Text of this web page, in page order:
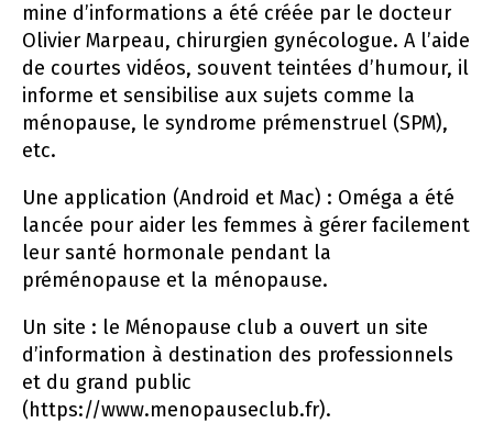
mine d’informations a été créée par le docteur
Olivier Marpeau, chirurgien gynécologue. A l’aide
de courtes vidéos, souvent teintées d’humour, il
informe et sensibilise aux sujets comme la
ménopause, le syndrome prémenstruel (SPM),
etc.
Une application (Android et Mac) : Oméga a été
lancée pour aider les femmes à gérer facilement
leur santé hormonale pendant la
préménopause et la ménopause.
Un site : le Ménopause club a ouvert un site
d’information à destination des professionnels
et du grand public
(https://www.menopauseclub.fr).